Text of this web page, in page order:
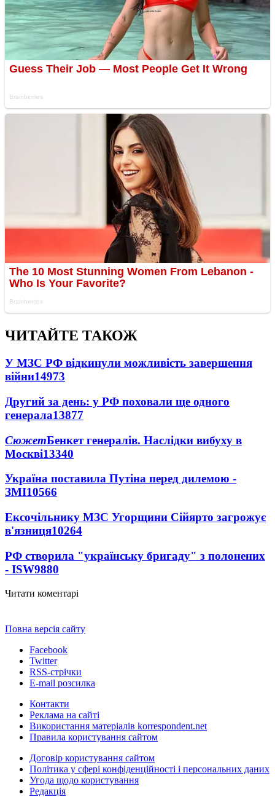
ЧИТАЙТЕ ТАКОЖ
У МЗС РФ відкинули можливість завершення
війни14973
Другий за день: у РФ поховали ще одного
генерала13877
СюжетБенкет генералів. Наслідки вибуху в
Москві13340
Україна поставила Путіна перед дилемою -
ЗМІ10566
Ексочільнику МЗС Угорщини Сійярто загрожує
в'язниця10264
РФ створила "українську бригаду" з полонених
- ISW9880
Читати коментарі
Повна версія сайту
Facebook
Twitter
RSS-стрічки
E-mail розсилка
Контакти
Реклама на сайті
Використання матеріалів korrespondent.net
Правила користування сайтом
Договір користування сайтом
Політика у сфері конфіденційності і персональних даних
Угода щодо користування
Редакція